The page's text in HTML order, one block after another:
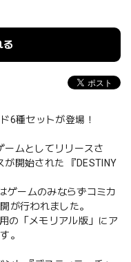
る
6種セットが登場！
ムとしてリリースさ
開始された 『DESTINY
ゲームのみならずコミカ
が行われました。
の「メモリアル版」にア
。